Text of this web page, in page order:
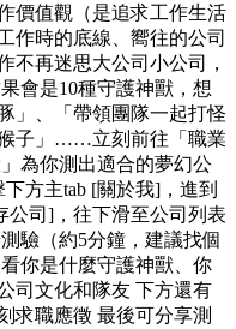
價值觀（是追求工作生活
作時的底線、嚮往的公司
再迷思大公司小公司，
會是10種守護神獸，想
」、「帶領團隊一起打怪
子」……立刻前往「職業
為你測出適合的夢幻公
方主tab [關於我]，進到
公司]，往下滑至公司列表
驗（約5分鐘，建議找個
你是什麼守護神獸、你
司文化和隊友 下方還有
求職應徵 最後可分享測